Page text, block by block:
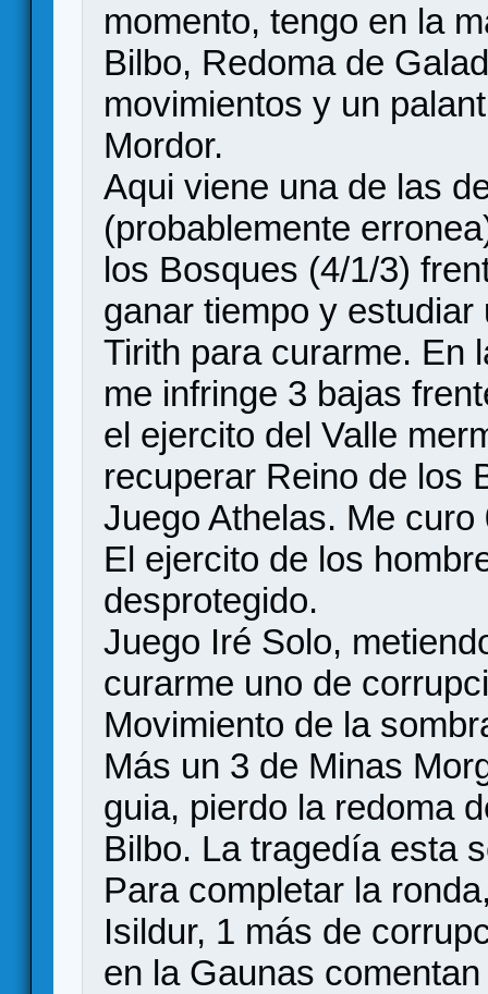
momento, tengo en la
Bilbo, Redoma de
movimientos y un
Mordor.
Aqui viene una de las
(probablemente
los Bosques (4/1/3)
ganar tiempo y
Tirith para curarme. En
me infringe 3 bajas
el ejercito del Valle
recuperar Reino de los
Juego Athelas. Me curo
El ejercito de los
desprotegido.
Juego Iré Solo,
curarme uno de
Movimiento de la
Más un 3 de Minas
guia, pierdo la redoma
Bilbo. La tragedía esta
Para completar la
Isildur, 1 más de
en la Gaunas